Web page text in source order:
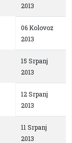
2013
06 Kolovoz
2013
15 Srpanj
2013
12 Srpanj
2013
11 Srpanj
2013